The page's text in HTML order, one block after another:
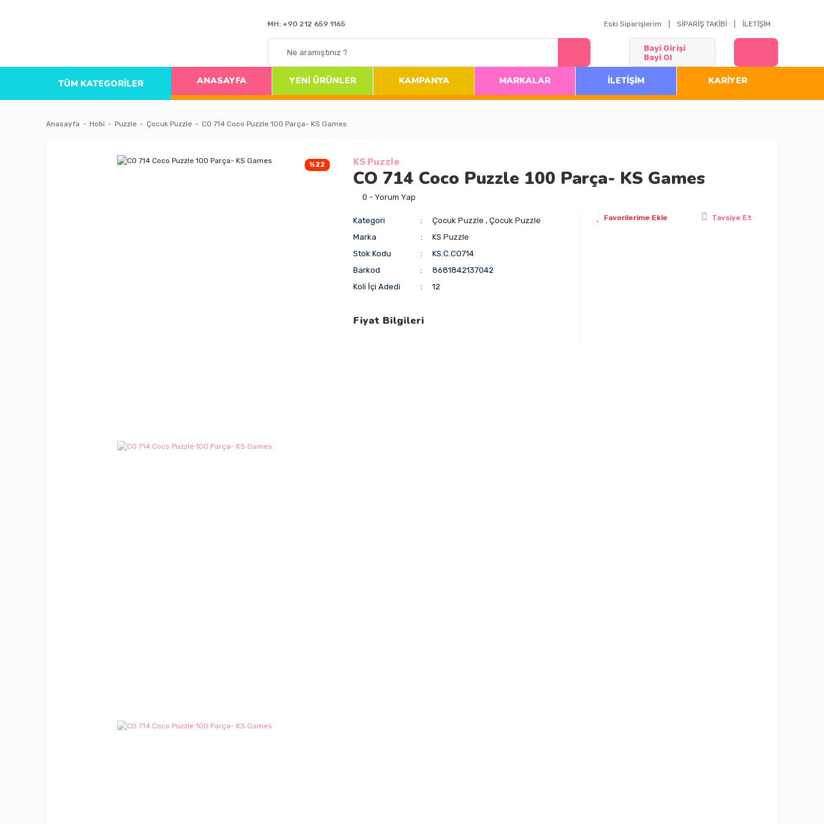
MH: +90 212 659 1165 Eski Siparişlerim SİPARİŞ TAKİBİ İLETİŞİM
Bayi Girişi
Bayi Ol
TÜM KATEGORİLER ANASAYFA YENİ ÜRÜNLER KAMPANYA MARKALAR İLETİŞİM KARİYER
Anasayfa Hobi Puzzle Çocuk Puzzle CO 714 Coco Puzzle 100 Parça- KS Games
%22 KS Puzzle
CO 714 Coco Puzzle 100 Parça- KS Games
0 - Yorum Yap
Kategori Çocuk Puzzle , Çocuk Puzzle
Marka
KS Puzzle
Stok Kodu
KS.C.CO714
Barkod
8681842137042
Koli İçi Adedi
12
Fiyat Bilgileri
Tavsiye Et